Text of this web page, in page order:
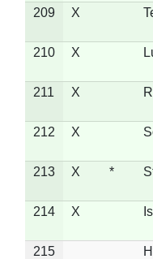
209 X
210 X
211 X
212 X
213 X *
214 X
215